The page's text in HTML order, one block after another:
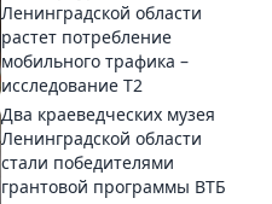
Ленинградской области
растет потребление
мобильного трафика –
исследование T2
Два краеведческих музея
Ленинградской области
стали победителями
грантовой программы ВТБ